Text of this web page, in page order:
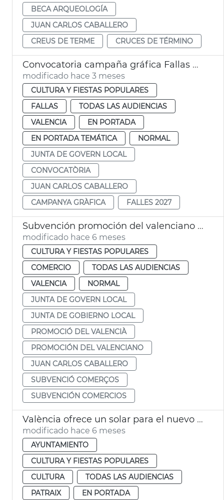
BECA ARQUEOLOGÍA
JUAN CARLOS CABALLERO
CREUS DE TERME
CRUCES DE TÉRMINO
Convocatoria campaña gráfica Fallas València 2027
modificado hace 3 meses
CULTURA Y FIESTAS POPULARES
FALLAS
TODAS LAS AUDIENCIAS
VALENCIA
EN PORTADA
EN PORTADA TEMÁTICA
NORMAL
JUNTA DE GOVERN LOCAL
CONVOCATÒRIA
JUAN CARLOS CABALLERO
CAMPANYA GRÀFICA
FALLES 2027
Subvención promoción del valenciano en comercios
modificado hace 6 meses
CULTURA Y FIESTAS POPULARES
COMERCIO
TODAS LAS AUDIENCIAS
VALENCIA
NORMAL
JUNTA DE GOVERN LOCAL
JUNTA DE GOBIERNO LOCAL
PROMOCIÓ DEL VALENCIÀ
PROMOCIÓN DEL VALENCIANO
JUAN CARLOS CABALLERO
SUBVENCIÓ COMERÇOS
SUBVENCIÓN COMERCIOS
València ofrece un solar para el nuevo Conservatorio Profesional de Danza
modificado hace 6 meses
AYUNTAMIENTO
CULTURA Y FIESTAS POPULARES
CULTURA
TODAS LAS AUDIENCIAS
PATRAIX
EN PORTADA